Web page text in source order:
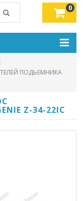
0
ПОДЬЕМНИКА
Z-34-22IC